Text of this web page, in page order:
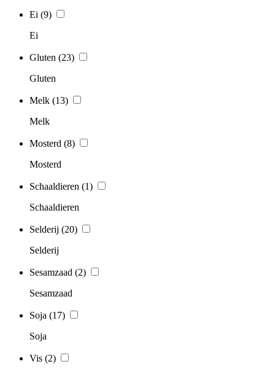
Ei (9)
Ei
Gluten (23)
Gluten
Melk (13)
Melk
Mosterd (8)
Mosterd
Schaaldieren (1)
Schaaldieren
Selderij (20)
Selderij
Sesamzaad (2)
Sesamzaad
Soja (17)
Soja
Vis (2)